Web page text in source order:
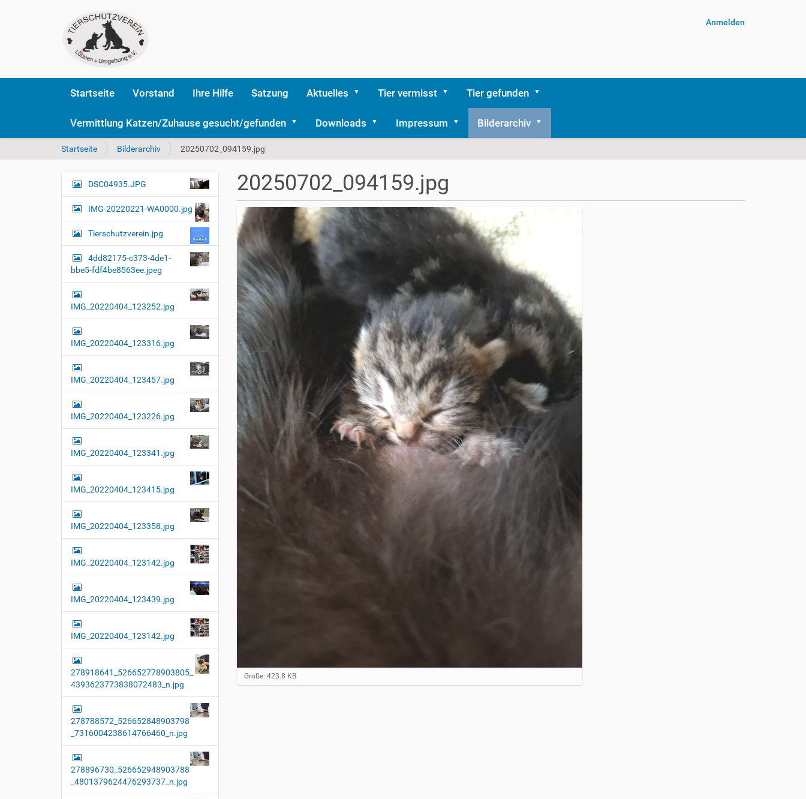
Anmelden
Startseite Vorstand Ihre Hilfe Satzung Aktuelles Tier vermisst Tier gefunden
Vermittlung Katzen/Zuhause gesucht/gefunden Downloads Impressum Bilderarchiv
S
e
i
d
i
Startseite Bilderarchiv 20250702_094159.jpg
20250702_094159.jpg
Z
e
Größe: 423.8 KB
N
i
g
a
t
i
o
n
DSC04935.JPG
IMG-20220221-WA0000.jpg
Tierschutzverein.jpg
4dd82175-c373-4de1-
bbe5-fdf4be8563ee.jpeg
IMG_20220404_123252.jpg
IMG_20220404_123316.jpg
IMG_20220404_123457.jpg
IMG_20220404_123226.jpg
IMG_20220404_123341.jpg
IMG_20220404_123415.jpg
IMG_20220404_123358.jpg
IMG_20220404_123142.jpg
IMG_20220404_123439.jpg
IMG_20220404_123142.jpg
278918641_526652778903805_
4393623773838072483_n.jpg
278788572_526652848903798
_7316004238614766460_n.jpg
278896730_526652948903788
_4801379624476293737_n.jpg